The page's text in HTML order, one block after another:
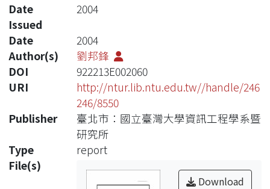
Date
Issued
2004
Date
2004
Author(s)
劉邦鋒
DOI
922213E002060
URI
http://ntur.lib.ntu.edu.tw//handle/246
246/8550
Publisher
臺北市：國立臺灣大學資訊工程學系暨
研究所
Type
report
File(s)
Download